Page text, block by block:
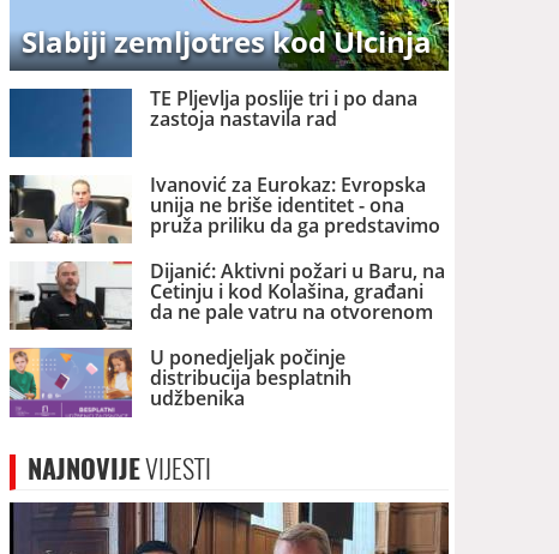
Slabiji zemljotres kod Ulcinja
TE Pljevlja poslije tri i po dana
zastoja nastavila rad
Ivanović za Eurokaz: Evropska
unija ne briše identitet - ona
pruža priliku da ga predstavimo
Evropi i svijetu
Dijanić: Aktivni požari u Baru, na
Cetinju i kod Kolašina, građani
da ne pale vatru na otvorenom
U ponedjeljak počinje
distribucija besplatnih
udžbenika
NAJNOVIJEVIJESTI